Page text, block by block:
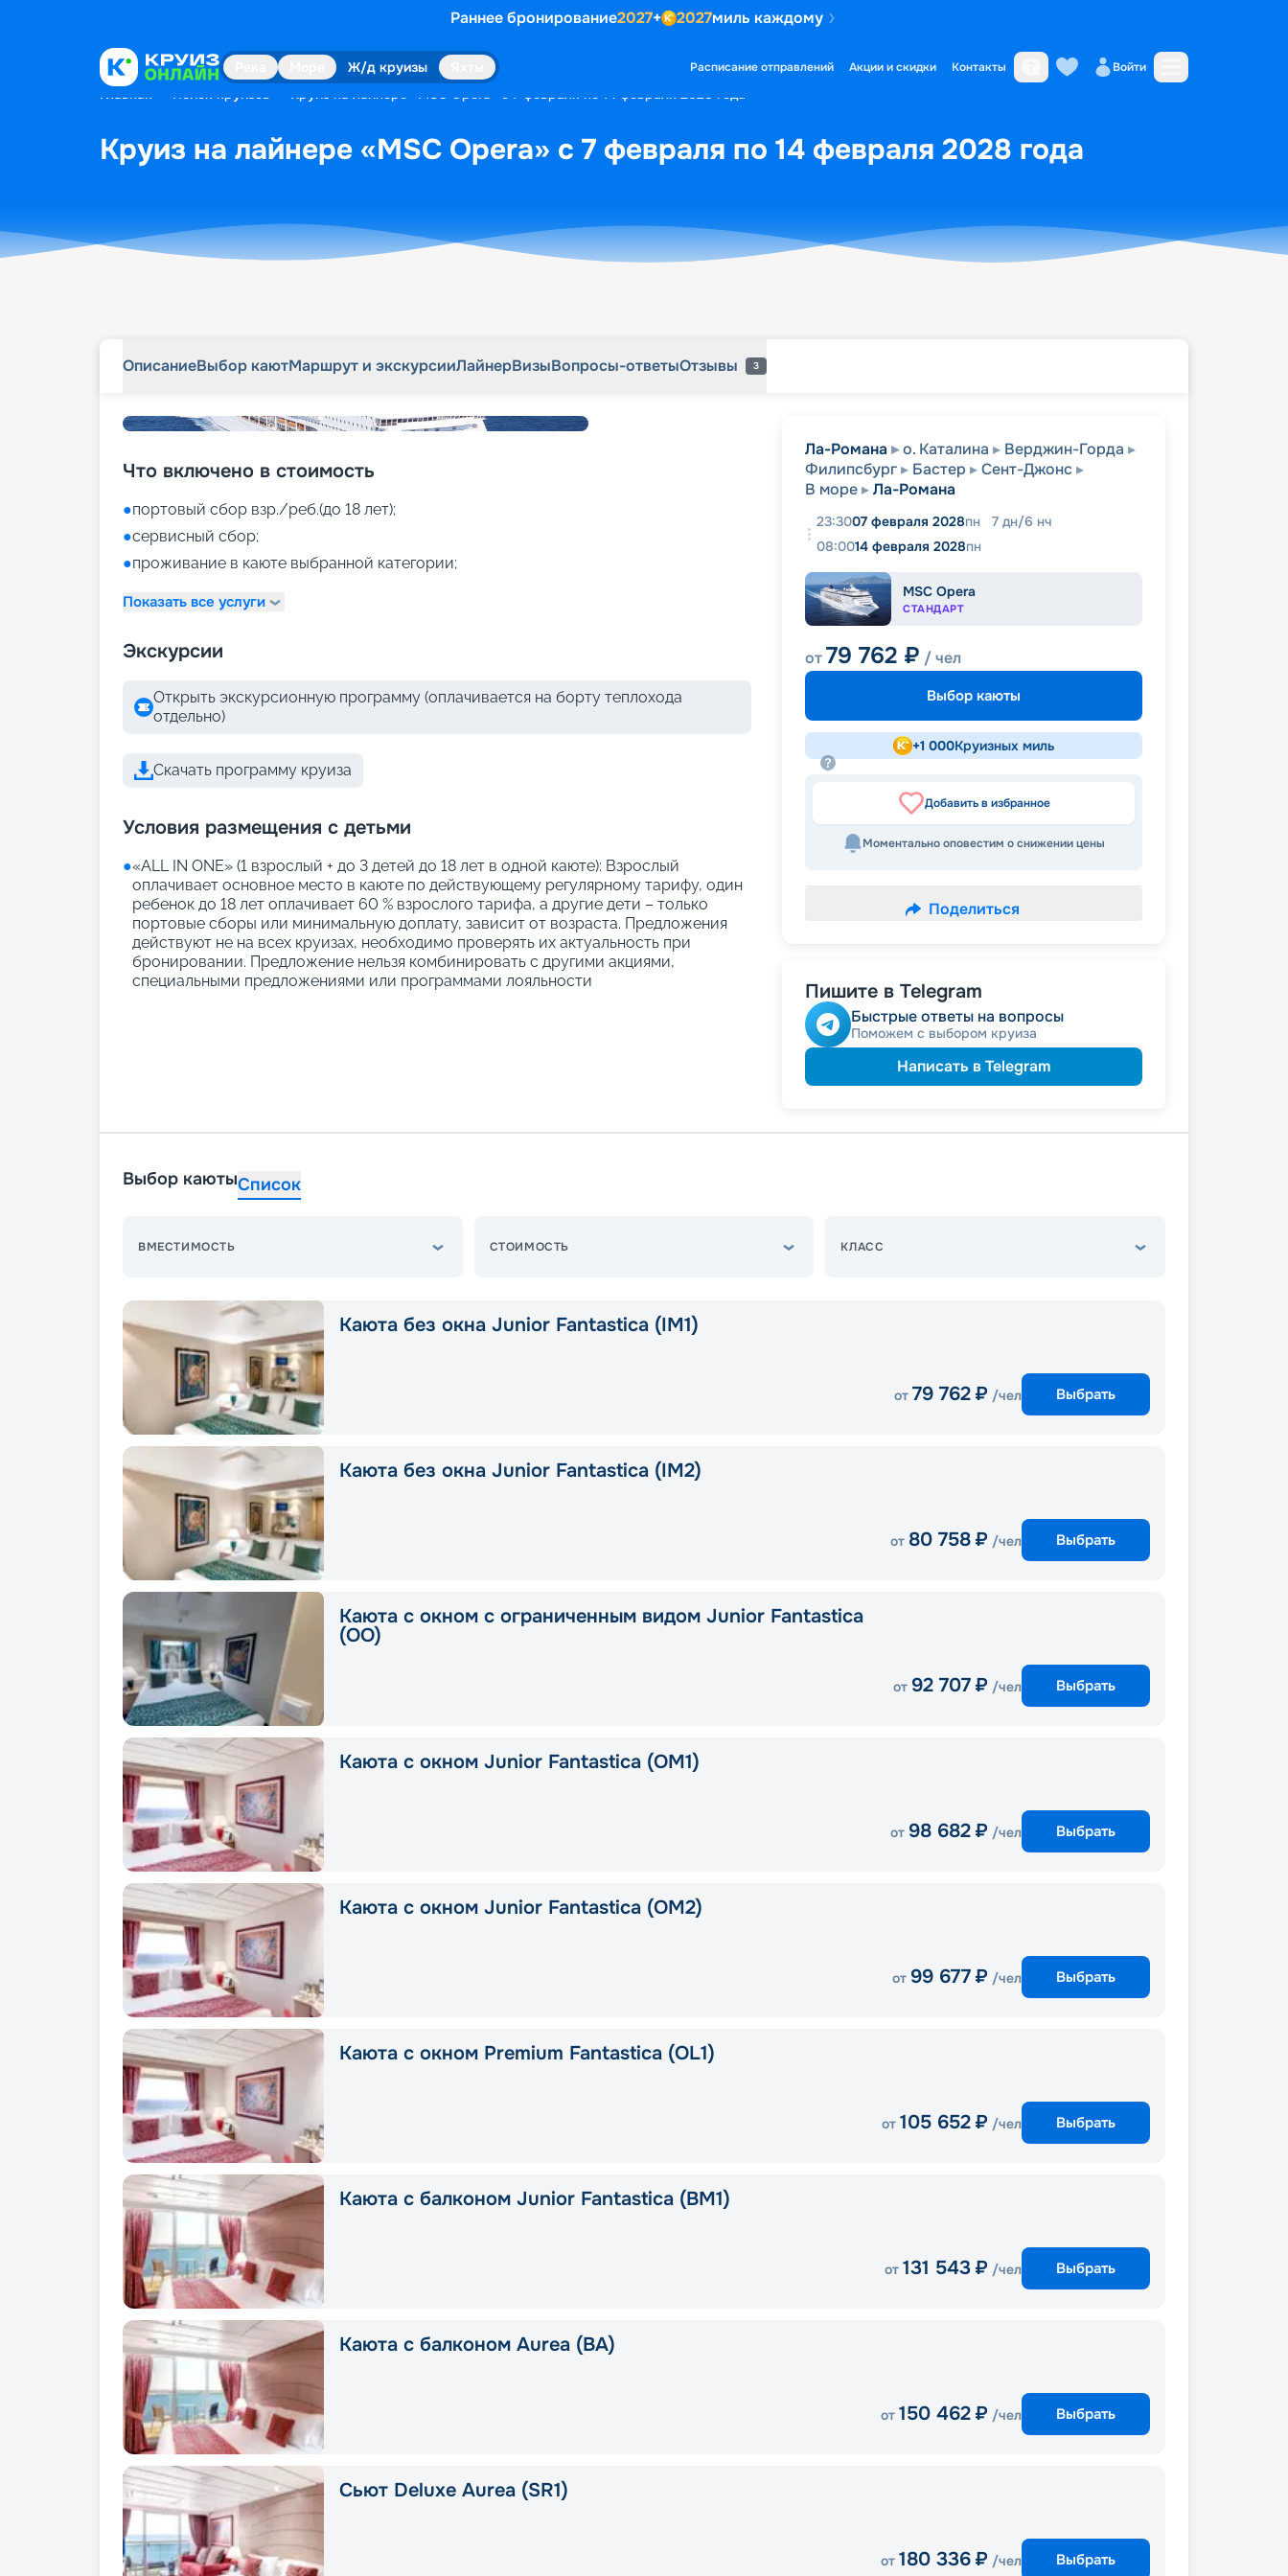
Раннее бронирование2027+ 2027миль каждому
Ж/д круизы Расписание отправлений Акции и скидки Контакты Войти
Главная Поиск круизов Круиз на лайнере «MSC Opera» с 7 февраля по 14 февраля 2028 года
Круиз на лайнере «MSC Opera» с 7 февраля по 14 февраля 2028 года
ОписаниеВыбор каютМаршрут и экскурсииЛайнерВизыВопросы-ответыОтзывы 3
Что включено в стоимость
●портовый сбор взр./реб.(до 18 лет);
●сервисный сбор;
●проживание в каюте выбранной категории;
Показать все услуги
Экскурсии
Открыть экскурсионную программу (оплачивается на борту теплохода
отдельно)
Скачать программу круиза
Условия размещения с детьми
●«АLL IN ONE» (1 взрослый + до 3 детей до 18 лет в одной каюте): Взрослый
оплачивает основное место в каюте по действующему регулярному тарифу, один
ребенок до 18 лет оплачивает 60 % взрослого тарифа, а другие дети – только
портовые сборы или минимальную доплату, зависит от возраста. Предложения
действуют не на всех круизах, необходимо проверять их актуальность при
бронировании. Предложение нельзя комбинировать с другими акциями,
специальными предложениями или программами лояльности
Ла-Романа о. Каталина
Верджин-Горда
Филипсбург
Бастер
Сент-Джонс
В море
Ла-Романа
23:3007 февраля 2028пн 7 дн/6 нч
08:0014 февраля 2028пн
MSC Opera
СТАНДАРТ
от79 762 ₽ / чел
Выбор каюты
+1 000Круизных миль
Добавить в избранное
Моментально оповестим о снижении цены
Поделиться
Пишите в Telegram
Быстрые ответы на вопросы
Поможем с выбором круиза
Написать в Telegram
Выбор каютыСписок
ВМЕСТИМОСТЬ СТОИМОСТЬ КЛАСС
Каюта без окна Junior Fantastica (IM1)
от 79 762 ₽ /чел Выбрать
Каюта без окна Junior Fantastica (IM2)
от 80 758 ₽ /чел Выбрать
Каюта с окном с ограниченным видом Junior Fantastica
(OO)
от 92 707 ₽ /чел Выбрать
Каюта с окном Junior Fantastica (OM1)
от 98 682 ₽ /чел Выбрать
Каюта с окном Junior Fantastica (OM2)
от 99 677 ₽ /чел Выбрать
Каюта с окном Premium Fantastica (OL1)
от 105 652 ₽ /чел Выбрать
Каюта с балконом Junior Fantastica (BM1)
от 131 543 ₽ /чел Выбрать
Каюта с балконом Aurea (BA)
от 150 462 ₽ /чел Выбрать
Сьют Deluxe Aurea (SR1)
от 180 336 ₽ /чел Выбрать